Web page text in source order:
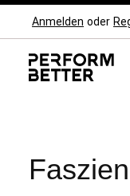
Hauptnavigation
Anmelden oder